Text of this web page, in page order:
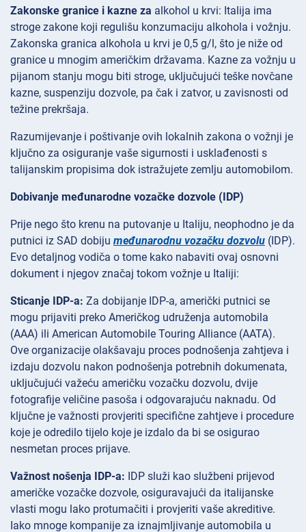
Zakonske granice i kazne za alkohol u krvi: Italija ima
stroge zakone koji regulišu konzumaciju alkohola i vožnju.
Zakonska granica alkohola u krvi je 0,5 g/l, što je niže od
granice u mnogim američkim državama. Kazne za vožnju u
pijanom stanju mogu biti stroge, uključujući teške novčane
kazne, suspenziju dozvole, pa čak i zatvor, u zavisnosti od
težine prekršaja.
Razumijevanje i poštivanje ovih lokalnih zakona o vožnji je
ključno za osiguranje vaše sigurnosti i usklađenosti s
talijanskim propisima dok istražujete zemlju automobilom.
Dobivanje međunarodne vozačke dozvole (IDP)
Prije nego što krenu na putovanje u Italiju, neophodno je da
putnici iz SAD dobiju međunarodnu vozačku dozvolu (IDP).
Evo detaljnog vodiča o tome kako nabaviti ovaj osnovni
dokument i njegov značaj tokom vožnje u Italiji:
Sticanje IDP-a: Za dobijanje IDP-a, američki putnici se
mogu prijaviti preko Američkog udruženja automobila
(AAA) ili American Automobile Touring Alliance (AATA).
Ove organizacije olakšavaju proces podnošenja zahtjeva i
izdaju dozvolu nakon podnošenja potrebnih dokumenata,
uključujući važeću američku vozačku dozvolu, dvije
fotografije veličine pasoša i odgovarajuću naknadu. Od
ključne je važnosti provjeriti specifične zahtjeve i procedure
koje je odredilo tijelo koje je izdalo da bi se osigurao
nesmetan proces prijave.
Važnost nošenja IDP-a: IDP služi kao službeni prijevod
američke vozačke dozvole, osiguravajući da italijanske
vlasti mogu lako protumačiti i provjeriti vaše akreditive.
Iako mnoge kompanije za iznajmljivanje automobila u